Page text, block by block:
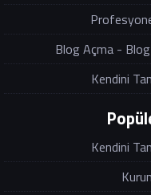
Blog Açma - Blog
Kendini
Kendini